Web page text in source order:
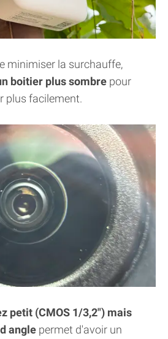
minimiser la surchauffe,
boitier plus sombre pour
plus facilement.
petit (CMOS 1/3,2") mais
angle permet d'avoir un